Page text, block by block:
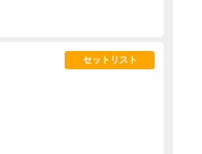
セットリスト